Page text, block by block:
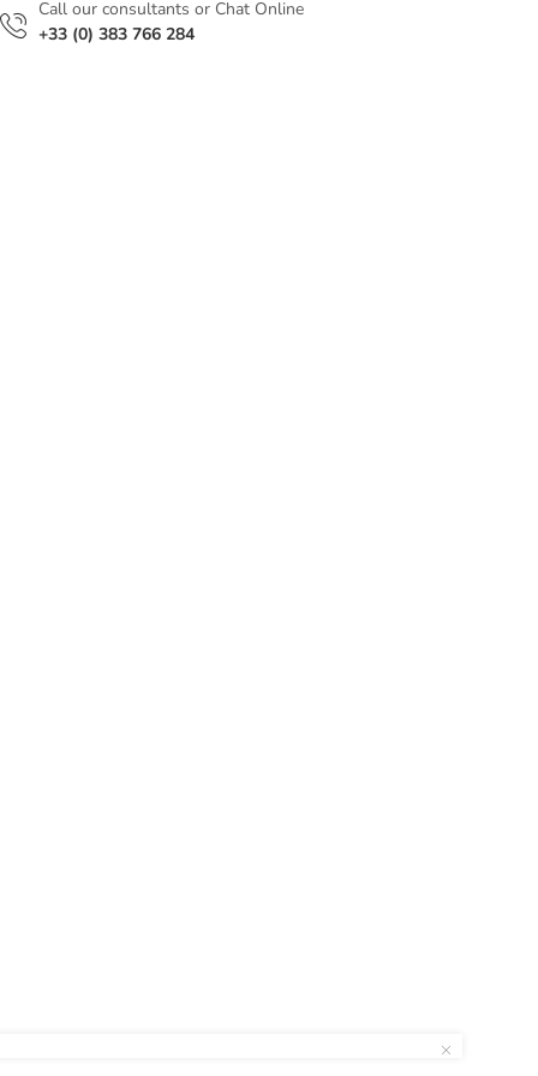
Сall our consultants or Chat Online
+33 (0) 383 766 284